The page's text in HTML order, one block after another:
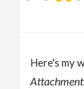
Here's my